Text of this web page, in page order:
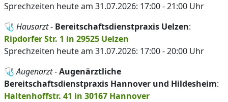
Sprechzeiten heute am 31.07.2026: 17:00 - 21:00 Uhr
🩺 Hausarzt- Bereitschaftsdienstpraxis Uelzen:
Ripdorfer Str. 1 in 29525 Uelzen
Sprechzeiten heute am 31.07.2026: 17:00 - 20:00 Uhr
🩺Augenarzt-Augenärztliche
Bereitschaftsdienstpraxis Hannover und Hildesheim:
Haltenhoffstr. 41 in 30167 Hannover